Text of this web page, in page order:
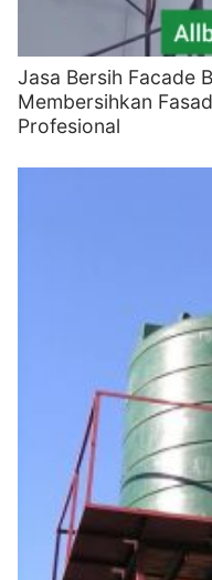
Jasa Bersih Facade
Membersihkan
Profesional